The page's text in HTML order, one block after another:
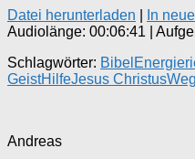
Datei herunterladen In
Audiolänge: 00:06:41
Schlagwörter: Bibel
GeistHilfeJesus Christus
Andreas